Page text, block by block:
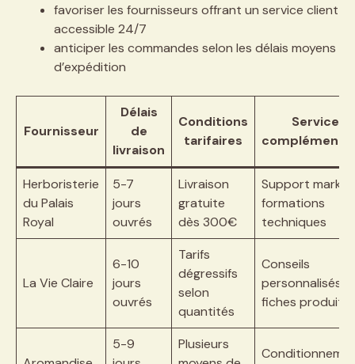
favoriser les fournisseurs offrant un service client
accessible 24/7
anticiper les commandes selon les délais moyens
d’expédition
Fournisseur
Délais
de
livraison
Conditions
tarifaires
Services
Herboristerie
du Palais
Royal
5-7
jours
ouvrés
Livraison
gratuite
dès 300€
Support
formations
techniques
La Vie Claire
6-10
jours
ouvrés
Tarifs
dégressifs
selon
quantités
Conseils
personnalisés,
fiches produits
5-9
Plusieurs